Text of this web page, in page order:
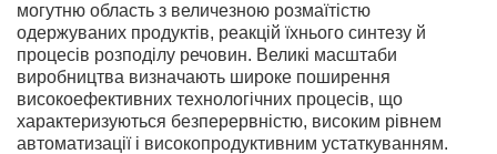
могутню область з величезною розмаїтістю
одержуваних продуктів, реакцій їхнього синтезу й
процесів розподілу речовин. Великі масштаби
виробництва визначають широке поширення
високоефективних технологічних процесів, що
характеризуються безперервністю, високим рівнем
автоматизації і високопродуктивним устаткуванням.